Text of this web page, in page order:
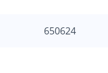
650624